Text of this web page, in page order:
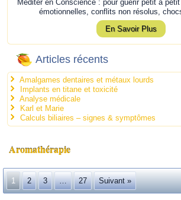
Méditer en Conscience : pour guérir petit à
émotionnelles, conflits non résolus,
En Savoir Plus
Articles récents
Amalgames dentaires et métaux lourds
Implants en titane et toxicité
Analyse médicale
Karl et Marie
Calculs biliaires – signes & symptômes
Aromathérapie
1 2 3 … 27 Suivant »